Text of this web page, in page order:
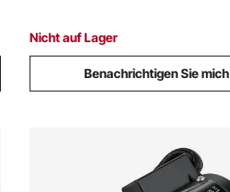
Nicht auf Lager
Benachrichtigen Sie mich